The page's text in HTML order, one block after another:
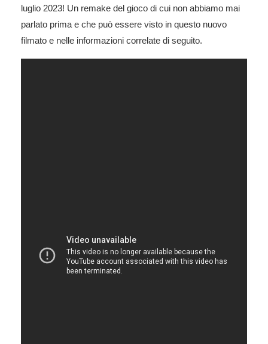
luglio 2023! Un remake del gioco di cui non abbiamo mai
parlato prima e che può essere visto in questo nuovo
filmato e nelle informazioni correlate di seguito.